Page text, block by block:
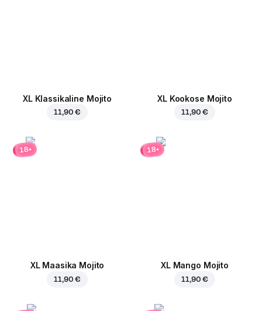
XL Klassikaline Mojito
11,90 €
XL Kookose Mojito
11,90 €
18+
XL Maasika Mojito
11,90 €
18+
XL Mango Mojito
11,90 €